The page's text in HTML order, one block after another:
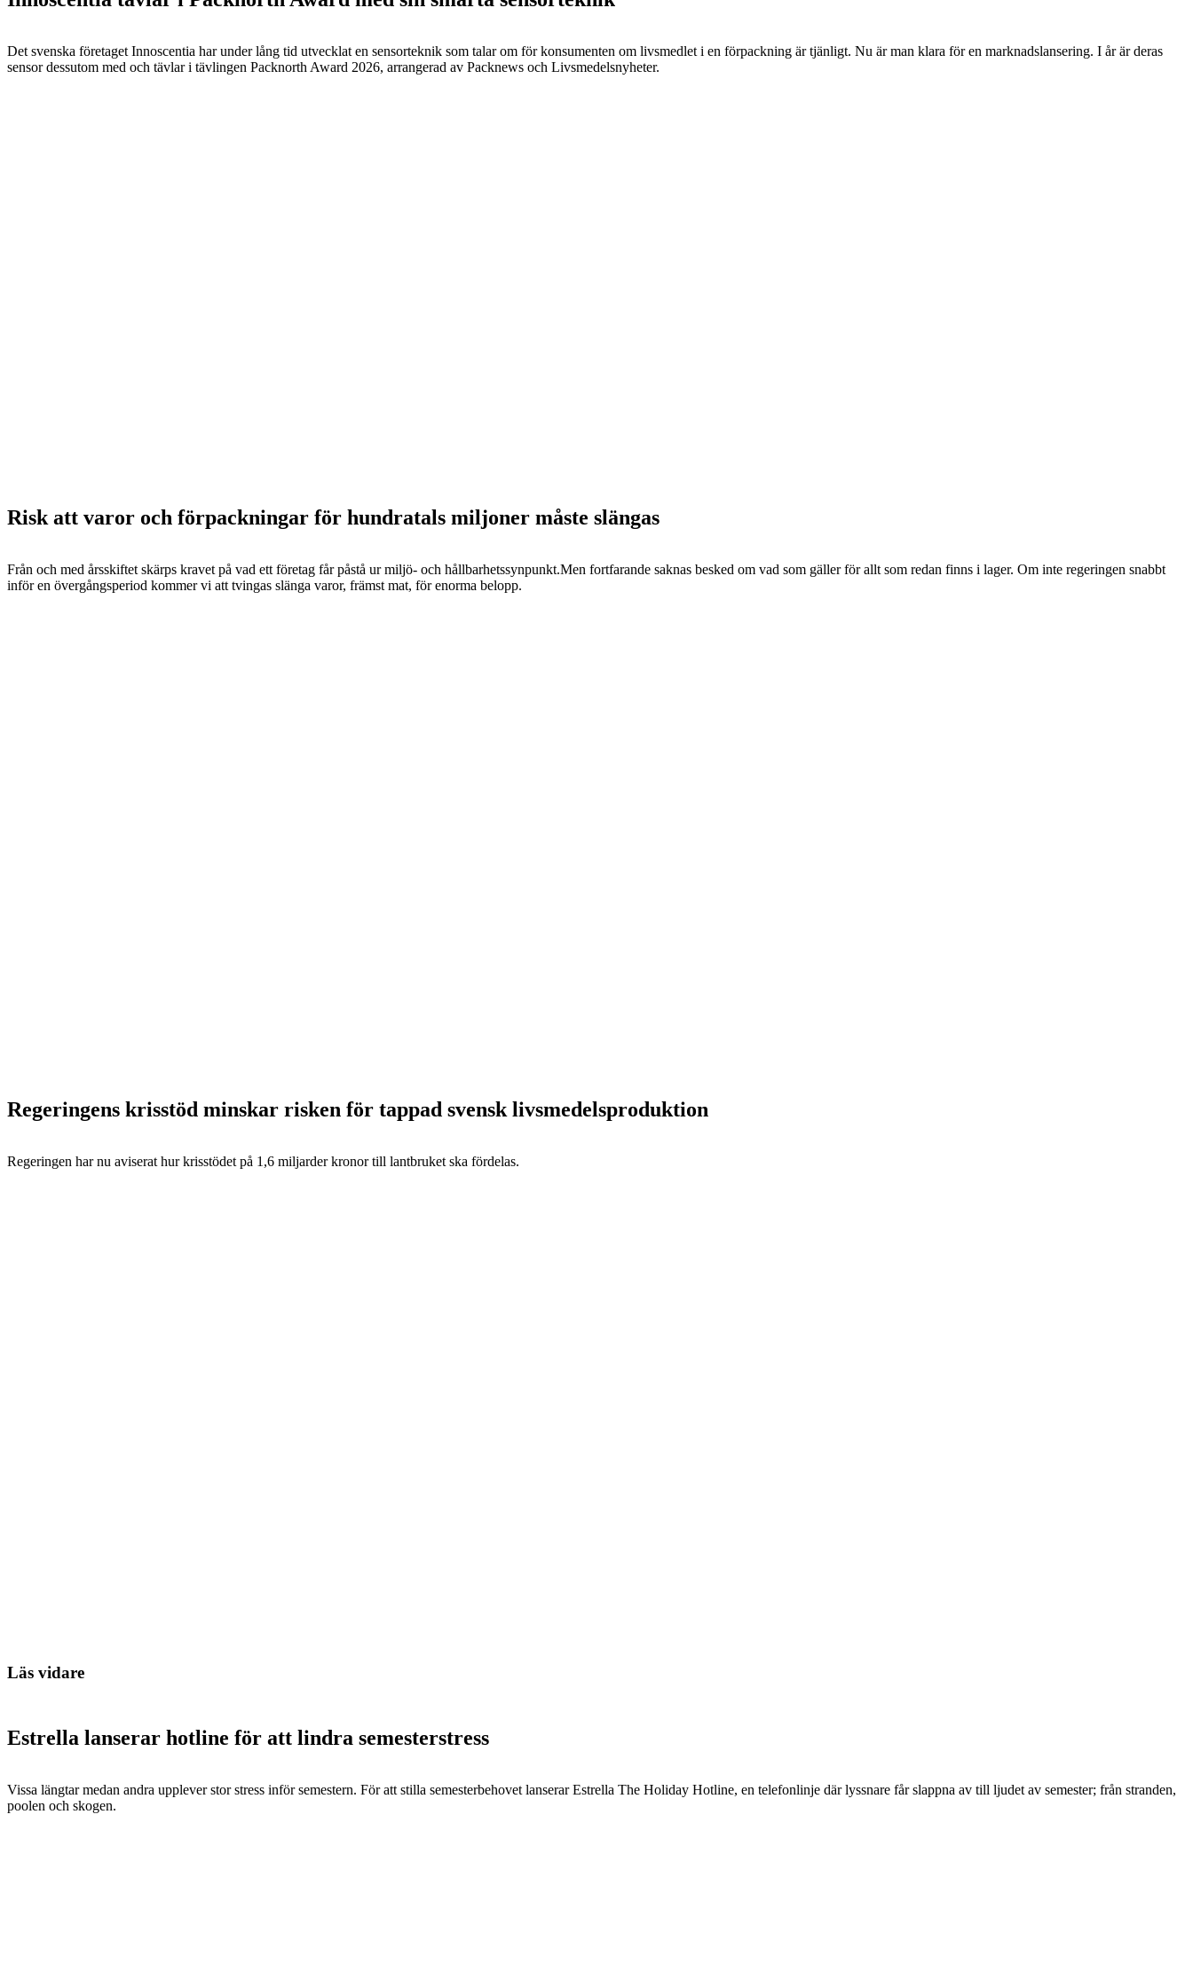
Det svenska företaget Innoscentia har under lång tid utvecklat en sensorteknik som talar om för konsumenten om livsmedlet i en förpackning är tjänligt. Nu är man klara för en marknadslansering. I år är deras
sensor dessutom med och tävlar i tävlingen Packnorth Award 2026, arrangerad av Packnews och Livsmedelsnyheter.
Risk att varor och förpackningar för hundratals miljoner måste slängas
Från och med årsskiftet skärps kravet på vad ett företag får påstå ur miljö- och hållbarhetssynpunkt.Men fortfarande saknas besked om vad som gäller för allt som redan finns i lager. Om inte regeringen snabbt
inför en övergångsperiod kommer vi att tvingas slänga varor, främst mat, för enorma belopp.
Regeringens krisstöd minskar risken för tappad svensk livsmedelsproduktion
Regeringen har nu aviserat hur krisstödet på 1,6 miljarder kronor till lantbruket ska fördelas.
Läs vidare
Estrella lanserar hotline för att lindra semesterstress
Vissa längtar medan andra upplever stor stress inför semestern. För att stilla semesterbehovet lanserar Estrella The Holiday Hotline, en telefonlinje där lyssnare får slappna av till ljudet av semester; från stranden,
poolen och skogen.